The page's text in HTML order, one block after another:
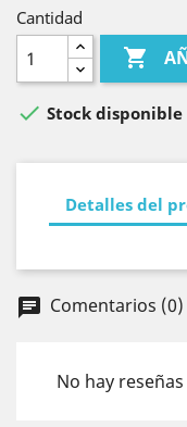
Cantidad

 Stock disponible
Detalles del
chat Comentarios (0)
No hay